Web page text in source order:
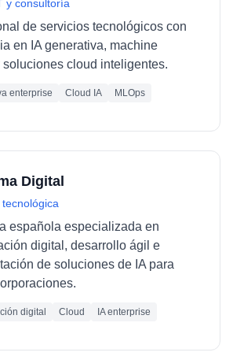
y consultoría
de servicios tecnológicos con
en IA generativa, machine
soluciones cloud inteligentes.
enterprise Cloud IA MLOps
Digital
española especializada en
digital, desarrollo ágil e
de soluciones de IA para
digital Cloud IA enterprise